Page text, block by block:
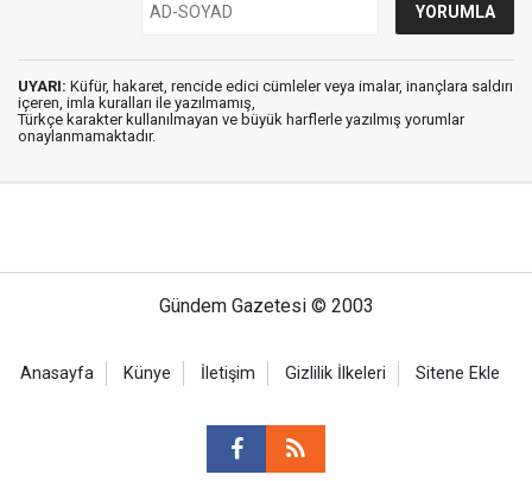
UYARI: Küfür, hakaret, rencide edici cümleler veya imalar, inançlara saldırı
içeren, imla kuralları ile yazılmamış,
Türkçe karakter kullanılmayan ve büyük harflerle yazılmış yorumlar
onaylanmamaktadır.
Gündem Gazetesi © 2003
Anasayfa Künye İletişim Gizlilik İlkeleri Sitene Ekle